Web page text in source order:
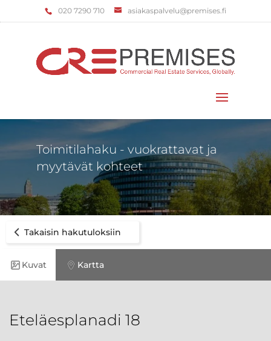
‌020 7290 710 asiakaspalvelu@premises.fi
Toimitilahaku - vuokrattavat ja
myytävät kohteet
Takaisin hakutuloksiin
Kuvat Kartta
Eteläesplanadi 18